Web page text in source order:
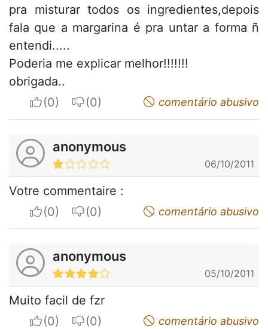
pra misturar todos os ingredientes,depois
fala que a margarina é pra untar a forma ñ
entendi.....
Poderia me explicar melhor!!!!!!!
obrigada..
I apreciateI do not appreciatecomentário abusivo
anonymous
06/10/2011
Votre commentaire :
I apreciateI do not appreciatecomentário abusivo
anonymous
05/10/2011
Muito facil de fzr
I apreciateI do not appreciatecomentário abusivo